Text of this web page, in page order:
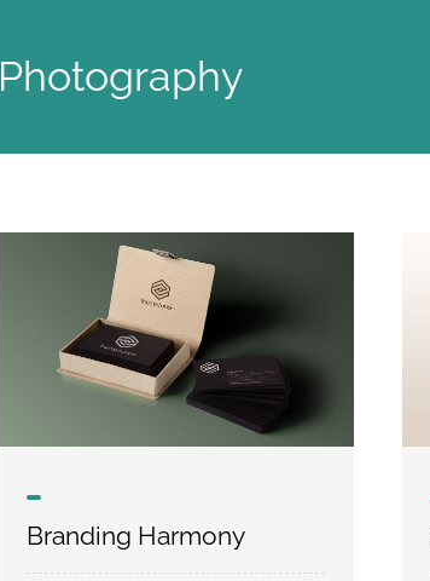
Photography
Branding Harmony